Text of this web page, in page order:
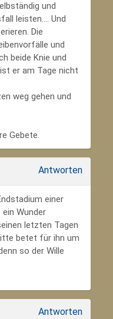
und
leisten.... Und
Die
und
beide Knie und
er am Tage nicht
weg gehen und
Gebete.
Antworten
einer
Wunder
letzten Tagen
betet für ihn um
so der Wille
Antworten